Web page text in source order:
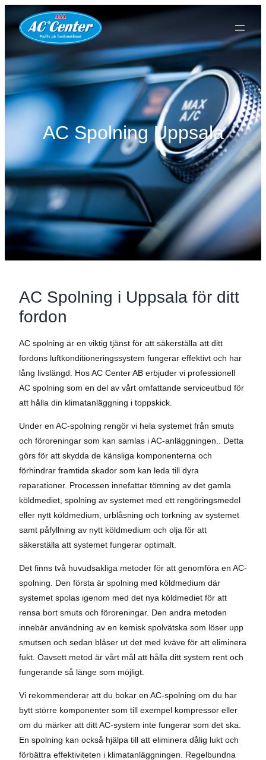
AC Spolning Uppsala
AC Spolning i Uppsala för ditt
fordon
AC spolning är en viktig tjänst för att säkerställa att ditt
fordons luftkonditioneringssystem fungerar effektivt och har
lång livslängd. Hos AC Center AB erbjuder vi professionell
AC spolning som en del av vårt omfattande serviceutbud för
att hålla din klimatanläggning i toppskick.
Under en AC-spolning rengör vi hela systemet från smuts
och föroreningar som kan samlas i AC-anläggningen.. Detta
görs för att skydda de känsliga komponenterna och
förhindrar framtida skador som kan leda till dyra
reparationer. Processen innefattar tömning av det gamla
köldmediet, spolning av systemet med ett rengöringsmedel
eller nytt köldmedium, urblåsning och torkning av systemet
samt påfyllning av nytt köldmedium och olja för att
säkerställa att systemet fungerar optimalt.
Det finns två huvudsakliga metoder för att genomföra en AC-
spolning. Den första är spolning med köldmedium där
systemet spolas igenom med det nya köldmediet för att
rensa bort smuts och föroreningar. Den andra metoden
innebär användning av en kemisk spolvätska som löser upp
smutsen och sedan blåser ut det med kväve för att eliminera
fukt. Oavsett metod är vårt mål att hålla ditt system rent och
fungerande så länge som möjligt.
Vi rekommenderar att du bokar en AC-spolning om du har
bytt större komponenter som till exempel kompressor eller
om du märker att ditt AC-system inte fungerar som det ska.
En spolning kan också hjälpa till att eliminera dålig lukt och
förbättra effektiviteten i klimatanläggningen. Regelbundna